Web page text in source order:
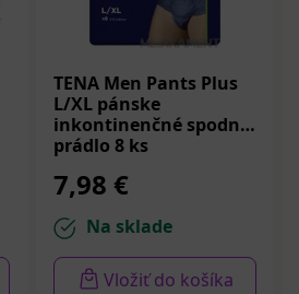
TENA Men Pants Plus
L/XL pánske
inkontinenčné spodné
prádlo 8 ks
7,98 €
Na sklade
Vložiť do košíka